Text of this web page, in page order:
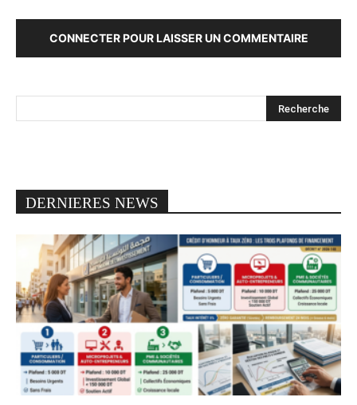
CONNECTER POUR LAISSER UN COMMENTAIRE
DERNIERES NEWS